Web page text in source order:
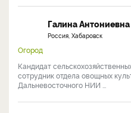
Галина
Россия, Хабаровск
Огород
Кандидат
сотрудник отдела овощных
Дальневосточного НИИ ...